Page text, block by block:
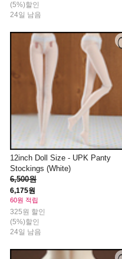
(5%)할인
24일 남음
12inch Doll Size - UPK Panty
Stockings (White)
6,500원
6,175원
60원 적립
325원 할인
(5%)할인
24일 남음